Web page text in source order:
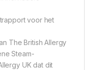
voor het
The British Allergy
Steam-
UK dat dit